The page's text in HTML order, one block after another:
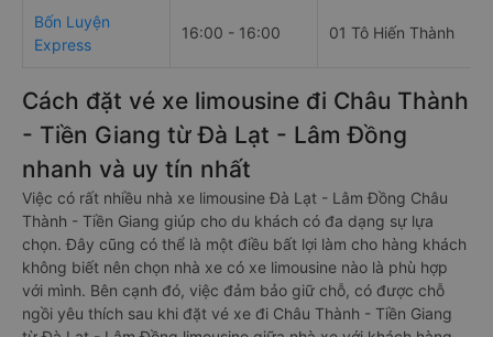
Bốn Luyện
Express
16:00 - 16:00 01 Tô Hiến Thành
Cách đặt vé xe limousine đi Châu Thành
- Tiền Giang từ Đà Lạt - Lâm Đồng
nhanh và uy tín nhất
Việc có rất nhiều nhà xe limousine Đà Lạt - Lâm Đồng Châu
Thành - Tiền Giang giúp cho du khách có đa dạng sự lựa
chọn. Đây cũng có thể là một điều bất lợi làm cho hàng khách
không biết nên chọn nhà xe có xe limousine nào là phù hợp
với mình. Bên cạnh đó, việc đảm bảo giữ chỗ, có được chỗ
ngồi yêu thích sau khi đặt vé xe đi Châu Thành - Tiền Giang